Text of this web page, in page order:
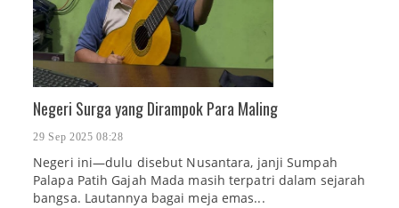
Negeri Surga yang Dirampok Para Maling
29 Sep 2025 08:28
Negeri ini—dulu disebut Nusantara, janji Sumpah
Palapa Patih Gajah Mada masih terpatri dalam sejarah
bangsa. Lautannya bagai meja emas...